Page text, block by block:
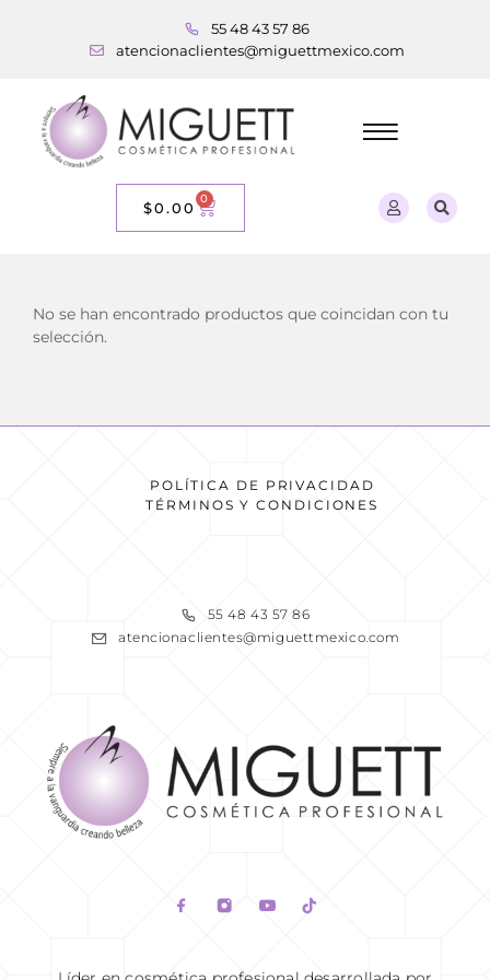
55 48 43 57 86
atencionaclientes@miguettmexico.com
$0.00 0
No se han encontrado productos que coincidan con tu
selección.
POLÍTICA DE PRIVACIDAD
TÉRMINOS Y CONDICIONES
55 48 43 57 86
atencionaclientes@miguettmexico.com